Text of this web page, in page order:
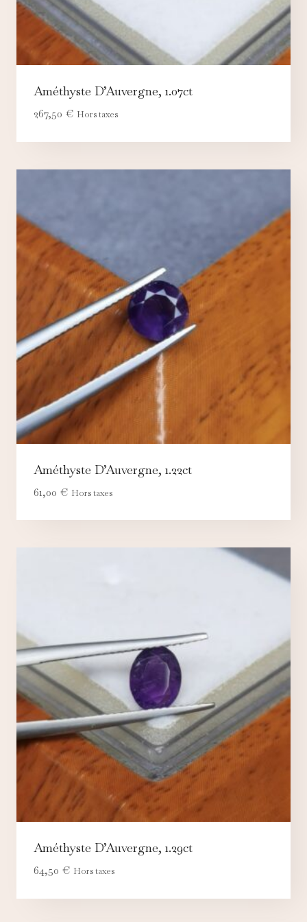
Améthyste D’Auvergne, 1.07ct
267,50 € Hors taxes
Améthyste D’Auvergne, 1.22ct
61,00 € Hors taxes
Améthyste D’Auvergne, 1.29ct
64,50 € Hors taxes